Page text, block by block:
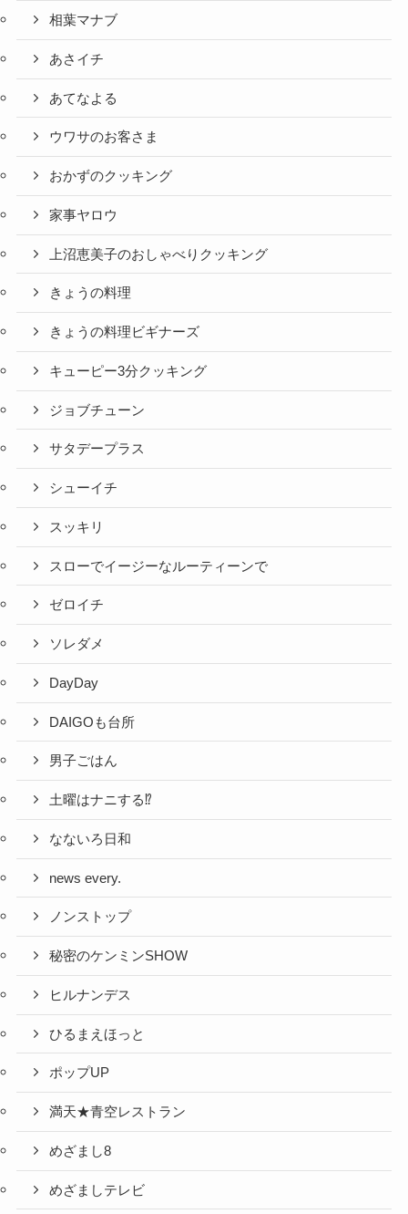
相葉マナブ
あさイチ
あてなよる
ウワサのお客さま
おかずのクッキング
家事ヤロウ
上沼恵美子のおしゃべりクッキング
きょうの料理
きょうの料理ビギナーズ
キューピー3分クッキング
ジョブチューン
サタデープラス
シューイチ
スッキリ
スローでイージーなルーティーンで
ゼロイチ
ソレダメ
DayDay
DAIGOも台所
男子ごはん
土曜はナニする⁉
なないろ日和
news every.
ノンストップ
秘密のケンミンSHOW
ヒルナンデス
ひるまえほっと
ポップUP
満天★青空レストラン
めざまし8
めざましテレビ